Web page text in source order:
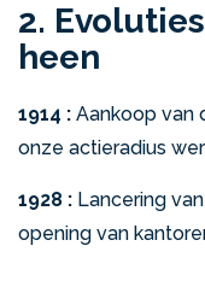
2.
heen
1914 : Aankoop van
onze actieradius
1928 : Lancering
opening van